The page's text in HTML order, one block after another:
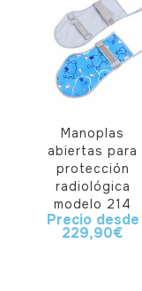
Manoplas
abiertas para
protección
radiológica
modelo 214
Precio desde
229,90€